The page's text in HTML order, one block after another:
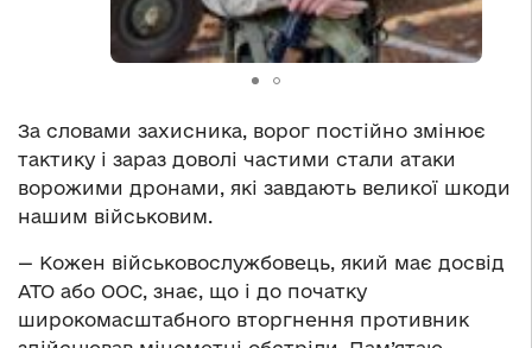
За словами захисника, ворог постійно змінює
тактику і зараз доволі частими стали атаки
ворожими дронами, які завдають великої шкоди
нашим військовим.
— Кожен військовослужбовець, який має досвід
АТО або ООС, знає, що і до початку
широкомасштабного вторгнення противник